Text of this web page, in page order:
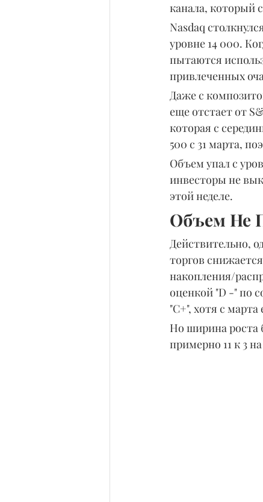
канала, который
Nasdaq
уровне 14 000.
пытаются
привлеченных
Даже с
еще отстает от
которая с
500 с 31 марта,
Объем упал с
инвесторы не
этой неделе.
Объем Не
Действительно,
торгов
накопления/
оценкой "D -" по
"C+", хотя с
Но ширина роста
примерно 11 к 3